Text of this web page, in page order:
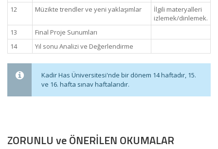
12
Müzikte trendler ve yeni yaklaşımlar
İlgili materyalleri
izlemek/dinlemek.
13
Final Proje Sunumları
14
Yıl sonu Analizi ve Değerlendirme
Kadir Has Üniversitesi'nde bir dönem 14 haftadır, 15.
ve 16. hafta sınav haftalarıdır.
ZORUNLU ve ÖNERİLEN OKUMALAR